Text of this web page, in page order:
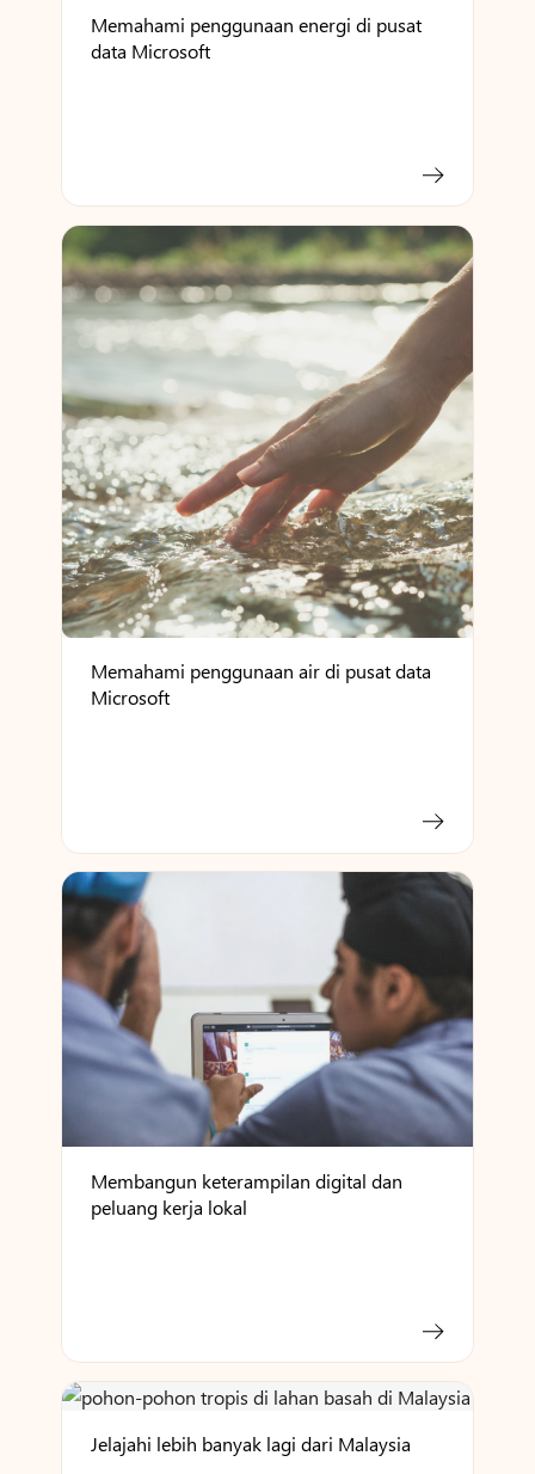
Memahami penggunaan energi di pusat
data Microsoft
Memahami penggunaan air di pusat data
Microsoft
Membangun keterampilan digital dan
peluang kerja lokal
Jelajahi lebih banyak lagi dari Malaysia